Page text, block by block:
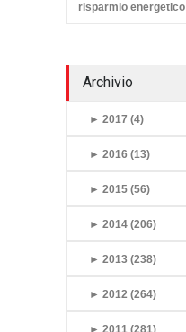
risparmio energetico
Archivio
► 2017 (4)
► 2016 (13)
► 2015 (56)
► 2014 (206)
► 2013 (238)
► 2012 (264)